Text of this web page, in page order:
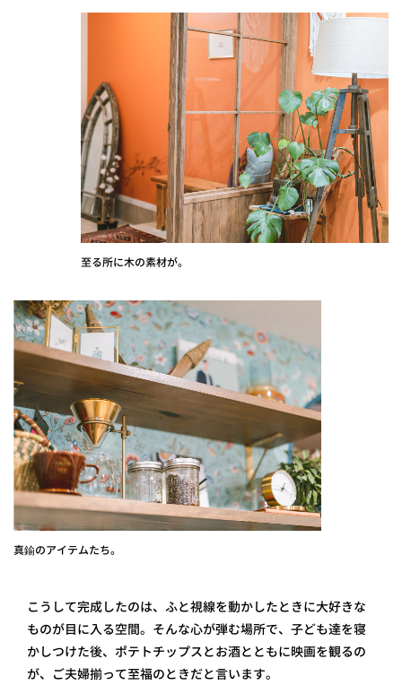
至る所に木の素材が。
真鍮のアイテムたち。
こうして完成したのは、ふと視線を動かしたときに大好きな
ものが目に入る空間。そんな心が弾む場所で、子ども達を寝
かしつけた後、ポテトチップスとお酒とともに映画を観るの
が、ご夫婦揃って至福のときだと言います。